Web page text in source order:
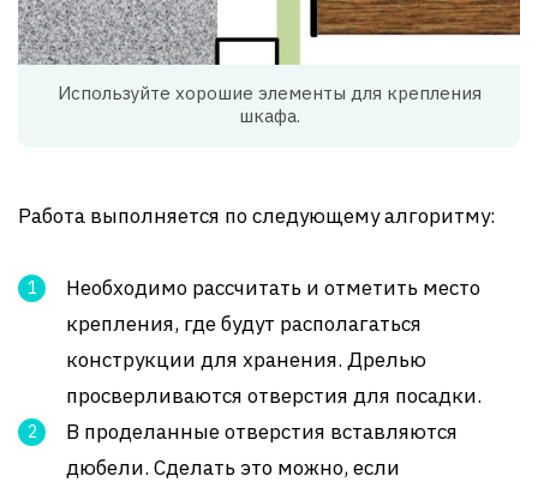
Используйте хорошие элементы для крепления
шкафа.
Работа выполняется по следующему алгоритму:
Необходимо рассчитать и отметить место
крепления, где будут располагаться
конструкции для хранения. Дрелью
просверливаются отверстия для посадки.
В проделанные отверстия вставляются
дюбели. Сделать это можно, если